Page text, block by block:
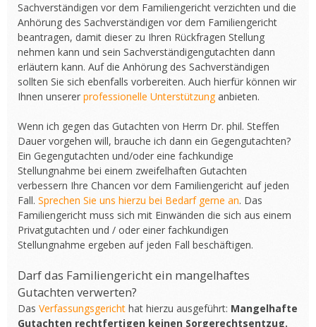
Sachverständigen vor dem Familiengericht verzichten und die
Anhörung des Sachverständigen vor dem Familiengericht
beantragen, damit dieser zu Ihren Rückfragen Stellung
nehmen kann und sein Sachverständigengutachten dann
erläutern kann. Auf die Anhörung des Sachverständigen
sollten Sie sich ebenfalls vorbereiten. Auch hierfür können wir
Ihnen unserer professionelle Unterstützunganbieten.
Wenn ich gegen das Gutachten von Herrn Dr. phil. Steffen
Dauer vorgehen will, brauche ich dann ein Gegengutachten?
Ein Gegengutachten und/oder eine fachkundige
Stellungnahme bei einem zweifelhaften Gutachten
verbessern Ihre Chancen vor dem Familiengericht auf jeden
Fall. Sprechen Sie uns hierzu bei Bedarf gerne an. Das
Familiengericht muss sich mit Einwänden die sich aus einem
Privatgutachten und / oder einer fachkundigen
Stellungnahme ergeben auf jeden Fall beschäftigen.
Darf das Familiengericht ein mangelhaftes
Gutachten verwerten?
Das Verfassungsgericht hat hierzu ausgeführt: Mangelhafte
Gutachten rechtfertigen keinen Sorgerechtsentzug.